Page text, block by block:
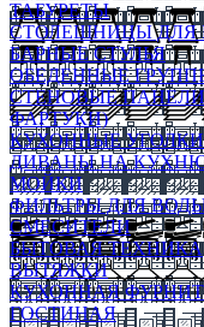
ТАБУРЕТЫ
СТОЛЕШНИЦЫ ДЛЯ
БАРНЫЕ СТУЛЬЯ
ОБЕДЕННЫЕ
СТЕНОВЫЕ
ФАРТУКИ)
КУХОННЫЕ
ДИВАНЫ НА
МОЙКИ
ФИЛЬТРЫ ДЛЯ
СМЕСИТЕЛИ
БЫТОВАЯ ТЕХНИКА
ВЫТЯЖКИ
КУХОННАЯ
ГОСТИНАЯ